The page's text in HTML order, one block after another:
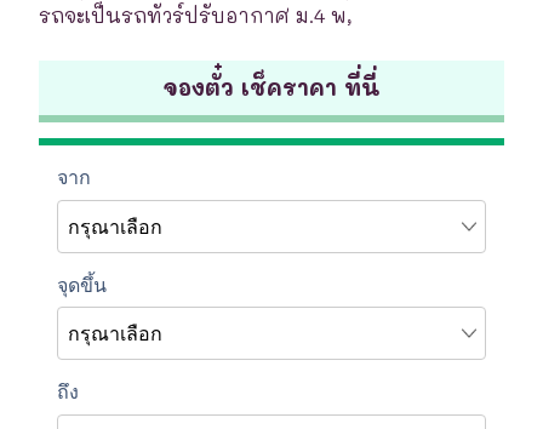
รถจะเป็นรถทัวร์ปรับอากาศ ม.4 พ,
จองตั๋ว เช็คราคา ที่นี่